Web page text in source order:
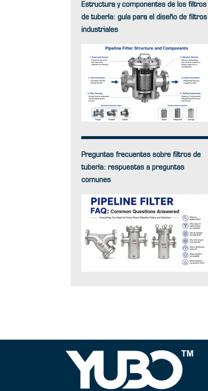
Estructura y componentes de los filtros
de tubería: guía para el diseño de filtros
industriales
Preguntas frecuentes sobre filtros de
tubería: respuestas a preguntas
comunes